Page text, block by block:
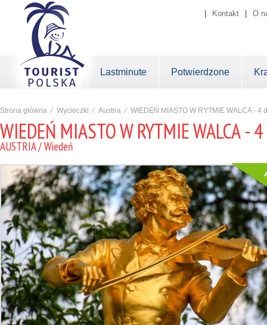
Kontakt O
Lastminute Potwierdzone
Strona główna ⁄ Wycieczki ⁄ Austria ⁄ WIEDEŃ MIASTO W RYTMIE WALCA - 4
WIEDEŃ MIASTO W RYTMIE WALCA -
AUSTRIA / Wiedeń